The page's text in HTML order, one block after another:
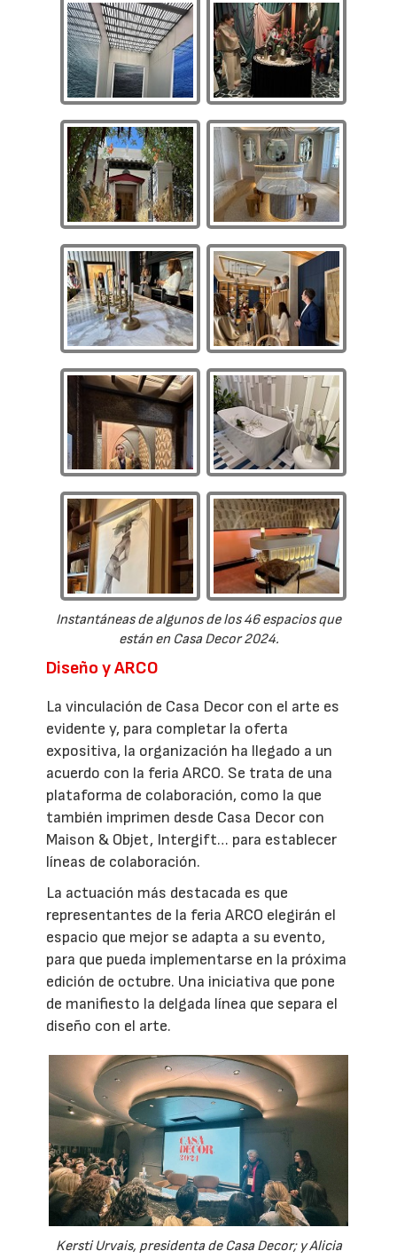
Instantáneas de algunos de los 46 espacios que
están en Casa Decor 2024.
Diseño y ARCO
La vinculación de Casa Decor con el arte es
evidente y, para completar la oferta
expositiva, la organización ha llegado a un
acuerdo con la feria ARCO. Se trata de una
plataforma de colaboración, como la que
también imprimen desde Casa Decor con
Maison & Objet, Intergift… para establecer
líneas de colaboración.
La actuación más destacada es que
representantes de la feria ARCO elegirán el
espacio que mejor se adapta a su evento,
para que pueda implementarse en la próxima
edición de octubre. Una iniciativa que pone
de manifiesto la delgada línea que separa el
diseño con el arte.
Kersti Urvais, presidenta de Casa Decor; y Alicia